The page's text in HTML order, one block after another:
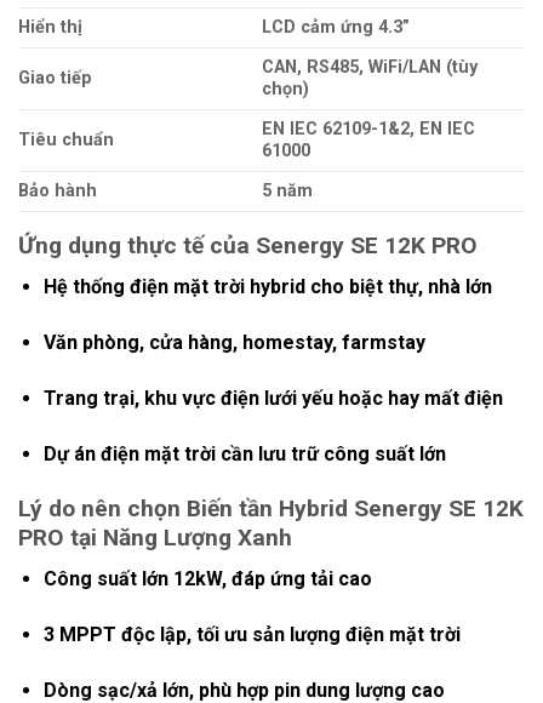
Hiển thị LCD cảm ứng 4.3”
Giao tiếp
CAN, RS485, WiFi/LAN (tùy
chọn)
Tiêu chuẩn
EN IEC 62109-1&2, EN IEC
61000
Bảo hành
5 năm
Ứng dụng thực tế của Senergy SE 12K PRO
Hệ thống điện mặt trời hybrid cho biệt thự, nhà lớn
Văn phòng, cửa hàng, homestay, farmstay
Trang trại, khu vực điện lưới yếu hoặc hay mất điện
Dự án điện mặt trời cần lưu trữ công suất lớn
Lý do nên chọn Biến tần Hybrid Senergy SE 12K
PRO tại Năng Lượng Xanh
Công suất lớn 12kW, đáp ứng tải cao
3 MPPT độc lập, tối ưu sản lượng điện mặt trời
Dòng sạc/xả lớn, phù hợp pin dung lượng cao